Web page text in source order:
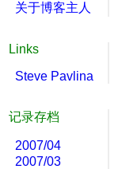
关于博客主人
Links
Steve Pavlina
记录存档
2007/04
2007/03